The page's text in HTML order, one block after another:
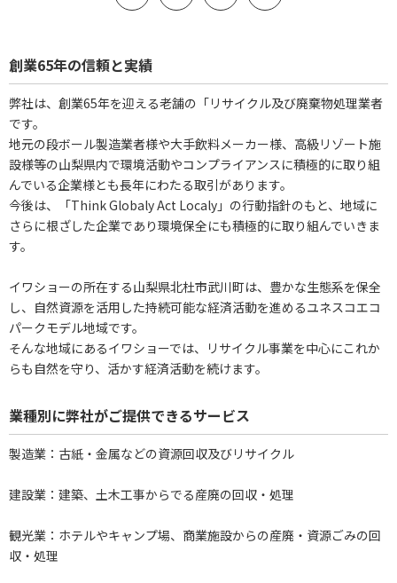
創業65年の信頼と実績
弊社は、創業65年を迎える老舗の「リサイクル及び廃棄物処理業者
です。
地元の段ボール製造業者様や大手飲料メーカー様、高級リゾート施
設様等の山梨県内で環境活動やコンプライアンスに積極的に取り組
んでいる企業様とも長年にわたる取引があります。
今後は、「Think Globaly Act Localy」の行動指針のもと、地域に
さらに根ざした企業であり環境保全にも積極的に取り組んでいきま
す。
イワショーの所在する山梨県北杜市武川町は、豊かな生態系を保全
し、自然資源を活用した持続可能な経済活動を進めるユネスコエコ
パークモデル地域です。
そんな地域にあるイワショーでは、リサイクル事業を中心にこれか
らも自然を守り、活かす経済活動を続けます。
業種別に弊社がご提供できるサービス
製造業：古紙・金属などの資源回収及びリサイクル
建設業：建築、土木工事からでる産廃の回収・処理
観光業：ホテルやキャンプ場、商業施設からの産廃・資源ごみの回
収・処理